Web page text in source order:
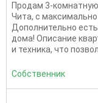
Продам 3-
Чита, с
Дополнительно
дома! Описание
и техника, что
Собственник